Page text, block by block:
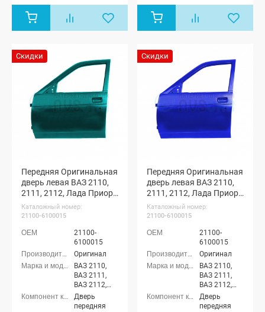
хэтчбек (ВАЗ
2172), Лада
21704), Лада
Приора-2
хэтчбек (ВАЗ
хэтчбек (ВАЗ
2172), Лада
21704), Лада
Приора-2
хэтчбек (ВАЗ
Скидки
Передняя Оригинальная
дверь левая ВАЗ 2110,
2111, 2112, Лада Приора
(Ницца 328)
Каталожный номер:
21100-6100015
21100-
6100015
Оригинал
ВАЗ 2110,
ВАЗ 2111,
ВАЗ 2112,
Лада
Приора
Дверь
передняя
Скидки
Передняя Оригинальная
дверь левая ВАЗ 2110,
2111, 2112, Лада Приора
(Мускари 426)
Каталожный номер:
21100-6100015
21100-
6100015
Оригинал
ВАЗ 2110,
ВАЗ 2111,
ВАЗ 2112,
Лада
Приора
Дверь
передняя